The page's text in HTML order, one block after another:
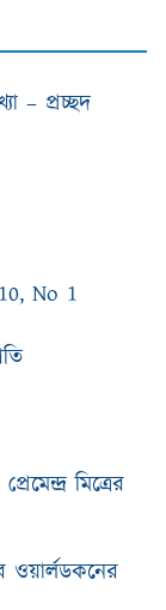
– প্রচ্ছদ
No 1
মিত্রের
ওয়ার্লডকনের